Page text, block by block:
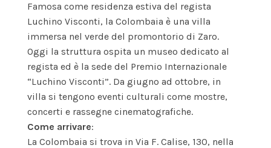
Famosa come residenza estiva del regista
Luchino Visconti, la Colombaia è una villa
immersa nel verde del promontorio di Zaro.
Oggi la struttura ospita un museo dedicato al
regista ed è la sede del Premio Internazionale
“Luchino Visconti”. Da giugno ad ottobre, in
villa si tengono eventi culturali come mostre,
concerti e rassegne cinematografiche.
Come arrivare:
La Colombaia si trova in Via F. Calise, 130, nella